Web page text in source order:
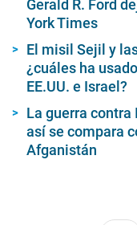
Gerald R. Ford
York Times
El misil Sejil y
¿cuáles ha
EE.UU. e Israel?
La guerra
así se compara
Afganistán